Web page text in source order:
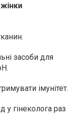
засоби для
імунітет.
у гінеколога раз